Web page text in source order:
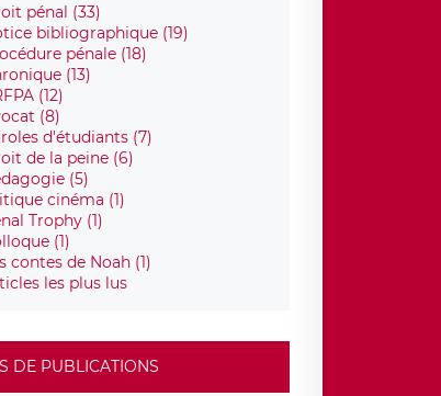
pénal (33)
bibliographique (19)
pénale (18)
(13)
(12)
(8)
d'étudiants (7)
de la peine (6)
(5)
cinéma (1)
Trophy (1)
(1)
contes de Noah (1)
les plus lus
DE PUBLICATIONS